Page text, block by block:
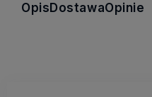
Opis DostawaOpinie